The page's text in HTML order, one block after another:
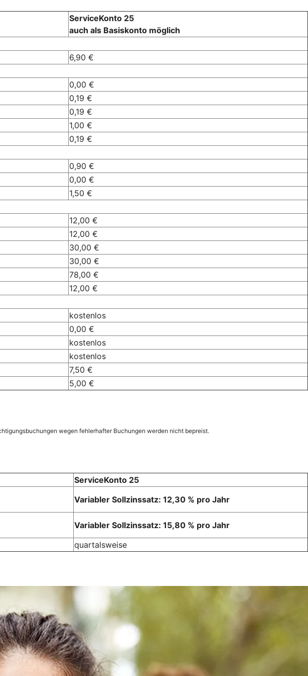
ServiceKonto 25
auch als Basiskonto möglich
6,90 €
0,00 €
0,19 €
0,19 €
1,00 €
0,19 €
0,90 €
0,00 €
1,50 €
12,00 €
12,00 €
30,00 €
30,00 €
78,00 €
12,00 €
kostenlos
0,00 €
kostenlos
kostenlos
7,50 €
5,00 €
wegen fehlerhafter Buchungen werden nicht bepreist.
ServiceKonto 25
Variabler Sollzinssatz: 12,30 % pro Jahr
Variabler Sollzinssatz: 15,80 % pro Jahr
quartalsweise